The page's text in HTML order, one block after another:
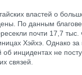
властей о
По данным
почти 17,7
Хэйхэ. Однако
инцидентах не
связей.